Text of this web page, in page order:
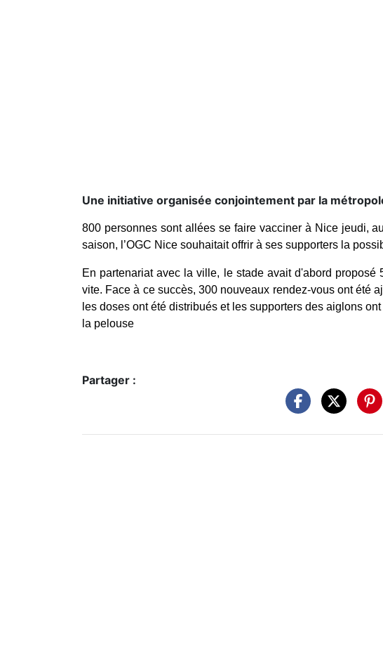
Une initiative organisée conjointement par la
800 personnes sont allées se faire vacciner à Nice jeudi,
saison, l’OGC Nice souhaitait offrir à ses supporters la
En partenariat avec la ville, le stadeavait d'abord proposé
vite. Face à ce succès, 300 nouveaux rendez-vous ont été
les doses ont été distribués et les supporters des aiglons
la pelouse
Partager :